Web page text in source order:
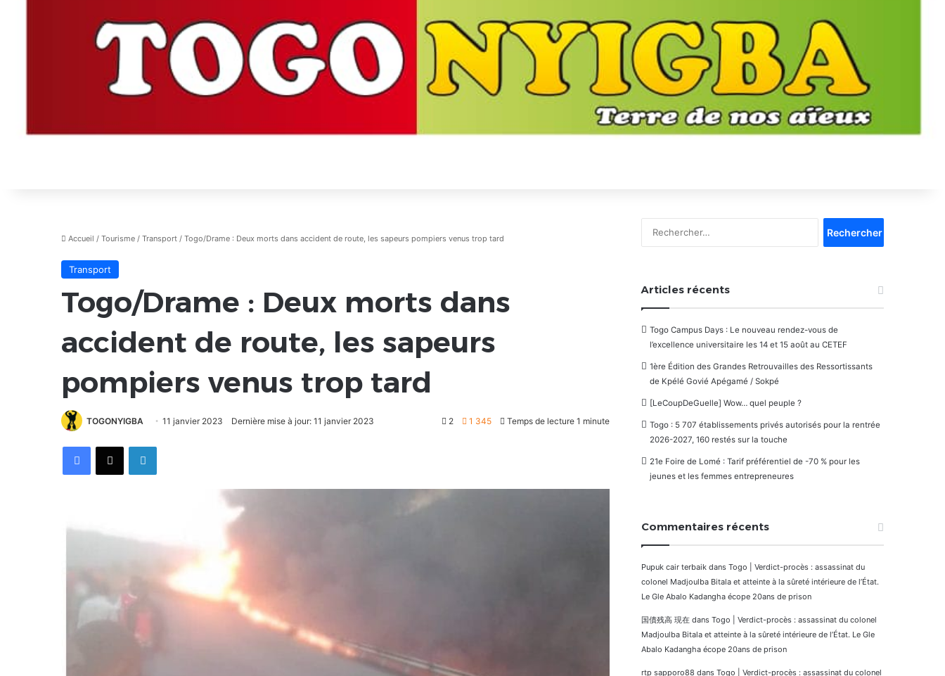
Accueil / Tourisme / Transport / Togo/Drame : Deux morts dans accident de route, les sapeurs pompiers venus trop tard
Transport
Togo/Drame : Deux morts dans
accident de route, les sapeurs
pompiers venus trop tard
TOGONYIGBA 11 janvier 2023 Dernière mise à jour: 11 janvier 2023 2 1 345 Temps de lecture 1 minute
FacebookX Linkedin
Articles récents
Togo Campus Days : Le nouveau rendez-vous de
l’excellence universitaire les 14 et 15 août au CETEF
1ère Édition des Grandes Retrouvailles des Ressortissants
de Kpélé Govié Apégamé / Sokpé
[LeCoupDeGuelle] Wow… quel peuple ?
Togo : 5 707 établissements privés autorisés pour la rentrée
2026-2027, 160 restés sur la touche
21e Foire de Lomé : Tarif préférentiel de -70 % pour les
jeunes et les femmes entrepreneures
Commentaires récents
Pupuk cair terbaik dans Togo | Verdict-procès : assassinat du
colonel Madjoulba Bitala et atteinte à la sûreté intérieure de l’État.
Le Gle Abalo Kadangha écope 20ans de prison
国債残高 現在 dans Togo | Verdict-procès : assassinat du colonel
Madjoulba Bitala et atteinte à la sûreté intérieure de l’État. Le Gle
Abalo Kadangha écope 20ans de prison
rtp sapporo88 dans Togo | Verdict-procès : assassinat du colonel